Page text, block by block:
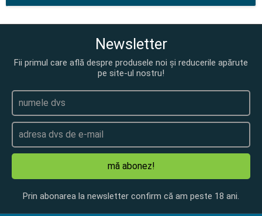
Newsletter
Fii primul care află despre produsele noi și reducerile apărute
pe site-ul nostru!
mă abonez!
Prin abonarea la newsletter confirm că am peste 18 ani.